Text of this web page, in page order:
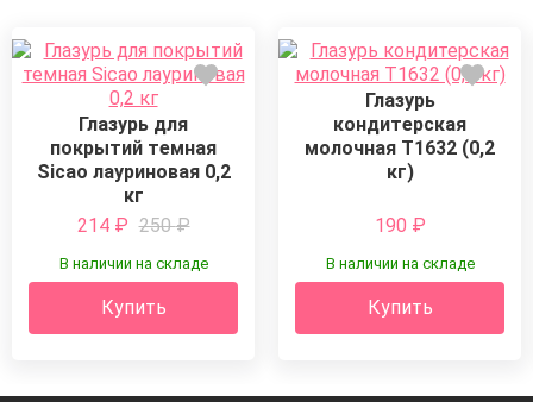
Глазурь для
покрытий темная
Sicao лауриновая 0,2
кг
214 ₽ 250₽
В наличии на складе
Купить
Глазурь
кондитерская
молочная T1632 (0,2
кг)
190 ₽
В наличии на складе
Купить